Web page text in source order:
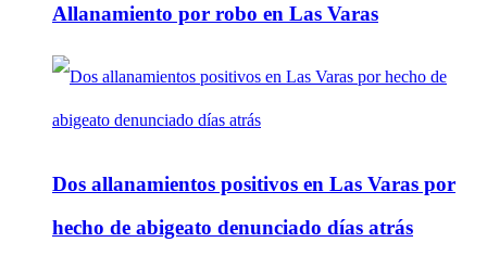
Allanamiento por robo en Las Varas
Dos allanamientos positivos en Las Varas por
hecho de abigeato denunciado días atrás